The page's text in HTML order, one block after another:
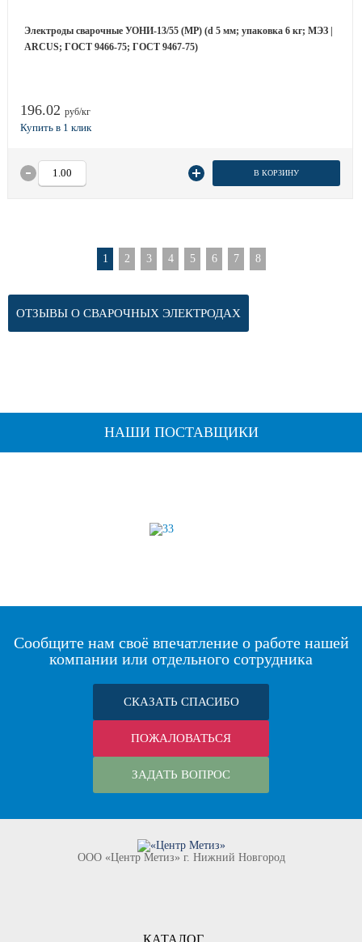
Электроды сварочные УОНИ-13/55 (МР) (d 5 мм; упаковка 6 кг; МЭЗ |
ARCUS; ГОСТ 9466-75; ГОСТ 9467-75)
196.02 руб/кг
В КОРЗИНУ
1 2 3 4 5 6 7 8
ОТЗЫВЫ О СВАРОЧНЫХ ЭЛЕКТРОДАХ
НАШИ ПОСТАВЩИКИ
Сообщите нам своё впечатление о работе нашей
компании или отдельного сотрудника
СКАЗАТЬ СПАСИБО
ПОЖАЛОВАТЬСЯ
ЗАДАТЬ ВОПРОС
ООО «Центр Метиз» г. Нижний Новгород
КАТАЛОГ